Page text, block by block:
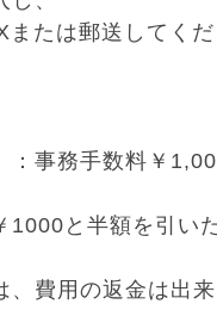
または郵送してく
事務手数料￥
と半額を引い
費用の返金は出